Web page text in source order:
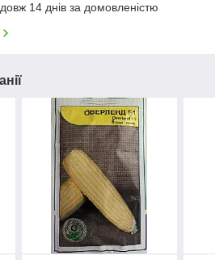
14 днів за домовленістю